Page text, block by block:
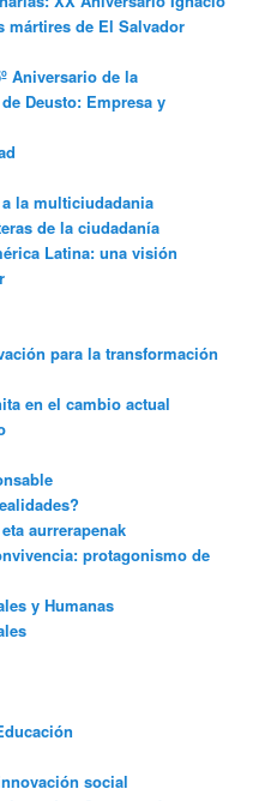
mártires de El Salvador
Aniversario de la
Deusto: Empresa y
la multiciudadania
de la ciudadanía
Latina: una visión
para la transformación
en el cambio actual
aurrerapenak
protagonismo de
y Humanas
social